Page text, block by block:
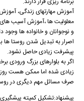
آموزش مهارتهای زندگی،
معلولیت ها ،آموزش آسیب های
و نوجوانان و خانواده ها وجود
اصرار به تبدیل شدن روستا
پیشرفت زیادی حاصل نشود.
اگر به بلوارهای بزرگ ورودی
زیادی شده اما ممکن هست
صرف مسائل مهم دیگری در
پیشنهاد:تشکیل کمیته